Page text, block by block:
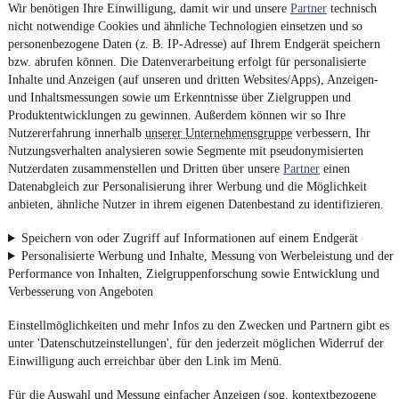
Wir benötigen Ihre Einwilligung, damit wir und unsere Partner technisch
nicht notwendige Cookies und ähnliche Technologien einsetzen und so
personenbezogene Daten (z. B. IP-Adresse) auf Ihrem Endgerät speichern
bzw. abrufen können. Die Datenverarbeitung erfolgt für personalisierte
Inhalte und Anzeigen (auf unseren und dritten Websites/Apps), Anzeigen-
und Inhaltsmessungen sowie um Erkenntnisse über Zielgruppen und
Produktentwicklungen zu gewinnen. Außerdem können wir so Ihre
Nutzererfahrung innerhalb unserer Unternehmensgruppe verbessern, Ihr
Nutzungsverhalten analysieren sowie Segmente mit pseudonymisierten
Nutzerdaten zusammenstellen und Dritten über unsere Partner einen
Datenabgleich zur Personalisierung ihrer Werbung und die Möglichkeit
anbieten, ähnliche Nutzer in ihrem eigenen Datenbestand zu identifizieren.
Speichern von oder Zugriff auf Informationen auf einem Endgerät
Personalisierte Werbung und Inhalte, Messung von Werbeleistung und der
Performance von Inhalten, Zielgruppenforschung sowie Entwicklung und
Verbesserung von Angeboten
Einstellmöglichkeiten und mehr Infos zu den Zwecken und Partnern gibt es
unter 'Datenschutzeinstellungen', für den jederzeit möglichen Widerruf der
Einwilligung auch erreichbar über den Link im Menü.
Für die Auswahl und Messung einfacher Anzeigen (sog. kontextbezogene